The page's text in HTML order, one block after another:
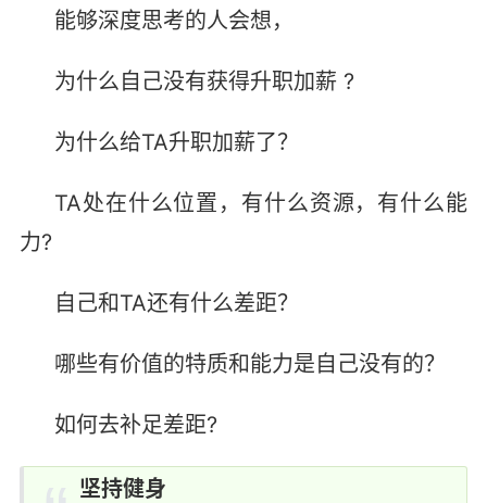
能够深度思考的人会想，
为什么自己没有获得升职加薪 ?
为什么给TA升职加薪了？
TA处在什么位置，有什么资源，有什么能
力?
自己和TA还有什么差距？
哪些有价值的特质和能力是自己没有的？
如何去补足差距?
坚持健身